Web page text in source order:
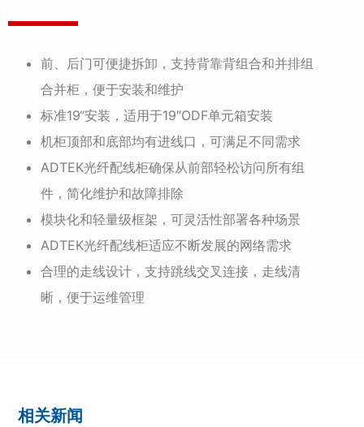
前、后门可便捷拆卸，支持背靠背组合和并排组
合并柜，便于安装和维护
标准19“安装，适用于19″ODF单元箱安装
机柜顶部和底部均有进线口，可满足不同需求
ADTEK光纤配线柜确保从前部轻松访问所有组
件，简化维护和故障排除
模块化和轻量级框架，可灵活性部署各种场景
ADTEK光纤配线柜适应不断发展的网络需求
合理的走线设计，支持跳线交叉连接，走线清
晰，便于运维管理
相关新闻